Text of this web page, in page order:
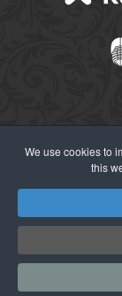
©
We use cookies to
this